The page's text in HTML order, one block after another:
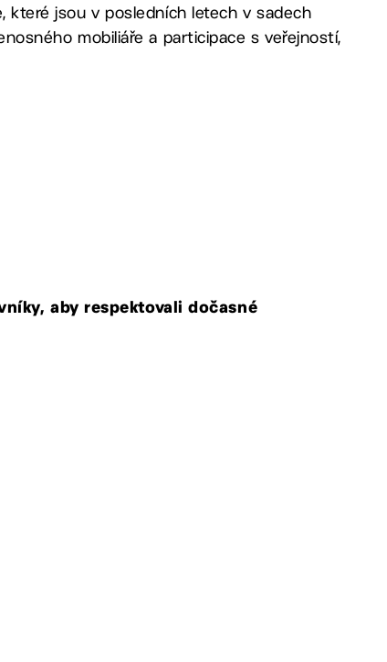
které jsou v posledních letech v sadech
mobiliáře a participace s veřejností,
aby respektovali dočasné